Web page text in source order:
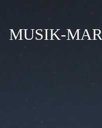
MUSIK-